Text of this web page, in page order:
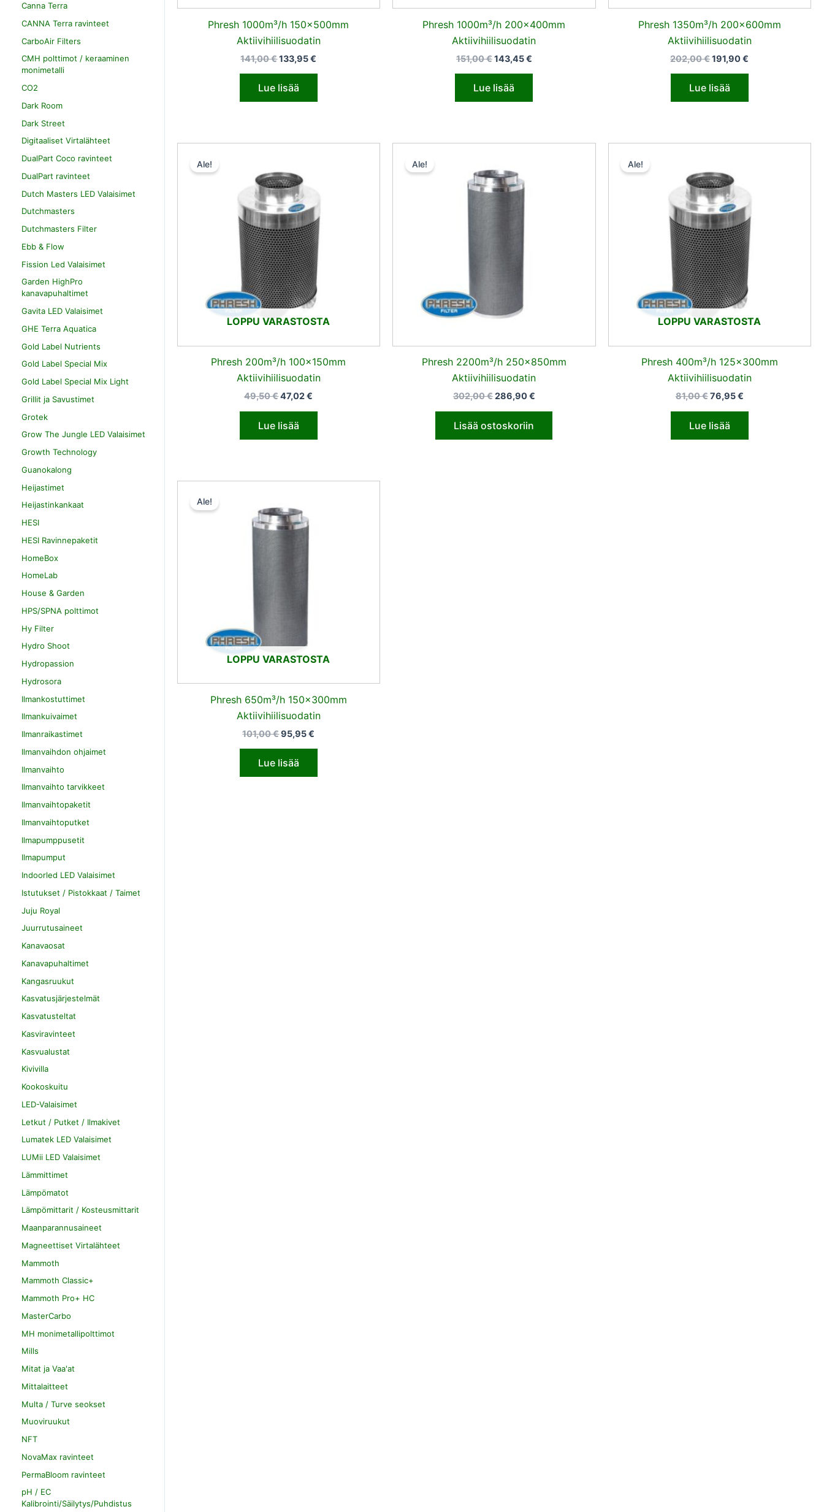
Canna Terra
CANNA Terra ravinteet
CarboAir Filters
CMH polttimot / keraaminen
monimetalli
CO2
Dark Room
Dark Street
Digitaaliset Virtalähteet
DualPart Coco ravinteet
DualPart ravinteet
Dutch Masters LED Valaisimet
Dutchmasters
Dutchmasters Filter
Ebb & Flow
Fission Led Valaisimet
Garden HighPro
kanavapuhaltimet
Gavita LED Valaisimet
GHE Terra Aquatica
Gold Label Nutrients
Gold Label Special Mix
Gold Label Special Mix Light
Grillit ja Savustimet
Grotek
Grow The Jungle LED Valaisimet
Growth Technology
Guanokalong
Heijastimet
Heijastinkankaat
HESI
HESI Ravinnepaketit
HomeBox
HomeLab
House & Garden
HPS/SPNA polttimot
Hy Filter
Hydro Shoot
Hydropassion
Hydrosora
Ilmankostuttimet
Ilmankuivaimet
Ilmanraikastimet
Ilmanvaihdon ohjaimet
Ilmanvaihto
Ilmanvaihto tarvikkeet
Ilmanvaihtopaketit
Ilmanvaihtoputket
Ilmapumppusetit
Ilmapumput
Indoorled LED Valaisimet
Istutukset / Pistokkaat / Taimet
Juju Royal
Juurrutusaineet
Kanavaosat
Kanavapuhaltimet
Kangasruukut
Kasvatusjärjestelmät
Kasvatusteltat
Kasviravinteet
Kasvualustat
Kivivilla
Kookoskuitu
LED-Valaisimet
Letkut / Putket / Ilmakivet
Lumatek LED Valaisimet
LUMii LED Valaisimet
Lämmittimet
Lämpömatot
Lämpömittarit / Kosteusmittarit
Maanparannusaineet
Magneettiset Virtalähteet
Mammoth
Mammoth Classic+
Mammoth Pro+ HC
MasterCarbo
MH monimetallipolttimot
Mills
Mitat ja Vaa'at
Mittalaitteet
Multa / Turve seokset
Muoviruukut
NFT
NovaMax ravinteet
PermaBloom ravinteet
pH / EC
Kalibrointi/Säilytys/Puhdistus
Phresh 1000m³/h 150x500mm
Aktiivihiilisuodatin
141,00€133,95€
Lue lisää
Phresh 1000m³/h 200x400mm
Aktiivihiilisuodatin
151,00€143,45€
Lue lisää
Phresh 1350m³/h 200x600mm
Aktiivihiilisuodatin
202,00€191,90€
Lue lisää
LOPPU VARASTOSTA
Ale!
Phresh 200m³/h 100x150mm
Aktiivihiilisuodatin
49,50€
oli:
49,50 €.
47,02€
Lue lisää
Ale!
Phresh 2200m³/h 250x850mm
Aktiivihiilisuodatin
302,00€
oli:
302,00 €.
286,90€
Lisää ostoskoriin
LOPPU VARASTOSTA
Ale!
Phresh 400m³/h 125x300mm
Aktiivihiilisuodatin
81,00€
oli:
81,00 €.
76,95€
Lue lisää
LOPPU VARASTOSTA
Ale!
Phresh 650m³/h 150x300mm
Aktiivihiilisuodatin
101,00€
oli:
101,00 €.
95,95€
Lue lisää